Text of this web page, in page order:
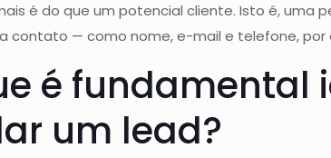
é do que um potencial cliente. Isto é,
contato — como nome, e-mail e telefone, por
é
um lead?